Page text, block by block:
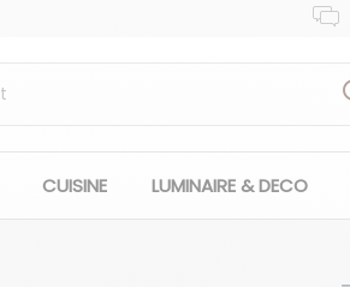
CUISINE LUMINAIRE & DECO